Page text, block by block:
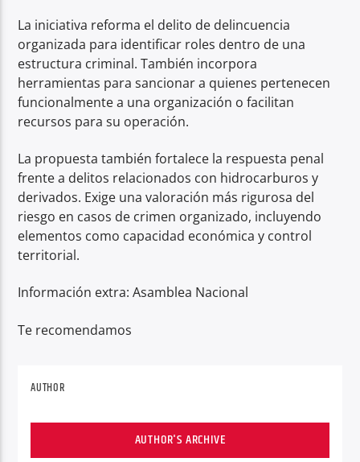
La iniciativa reforma el delito de delincuencia
organizada para identificar roles dentro de una
estructura criminal. También incorpora
herramientas para sancionar a quienes pertenecen
funcionalmente a una organización o facilitan
recursos para su operación.
La propuesta también fortalece la respuesta penal
frente a delitos relacionados con hidrocarburos y
derivados. Exige una valoración más rigurosa del
riesgo en casos de crimen organizado, incluyendo
elementos como capacidad económica y control
territorial.
Información extra: Asamblea Nacional
Te recomendamos
AUTHOR
AUTHOR'S ARCHIVE